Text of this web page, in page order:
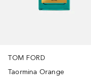
TOM FORD
Taormina Orange